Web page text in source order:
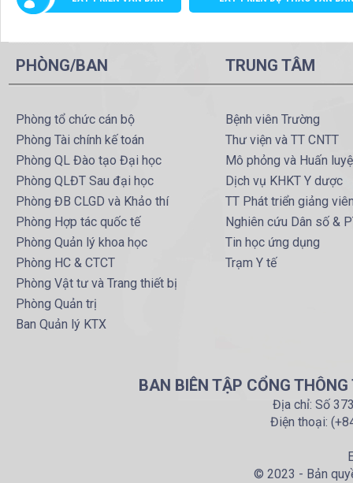
PHÒNG/BAN
Phòng tổ chức cán bộ
Phòng Tài chính kế toán
Phòng QL Đào tạo Đại học
Phòng QLĐT Sau đại học
Phòng ĐB CLGD và Khảo thí
Phòng Hợp tác quốc tế
Phòng Quản lý khoa học
Phòng HC & CTCT
Phòng Vật tư và Trang thiết bị
Phòng Quản trị
Ban Quản lý KTX
TRUNG TÂM
Bệnh viên Trường
Thư viện và TT CNTT
Mô phỏng và Huấn
Dịch vụ KHKT Y dược
TT Phát triển giảng
Nghiên cứu Dân số &
Tin học ứng dụng
Trạm Y tế
BAN BIÊN TẬP CỔNG
Địa chỉ: Số
Điện thoại:
© 2023 - Bản